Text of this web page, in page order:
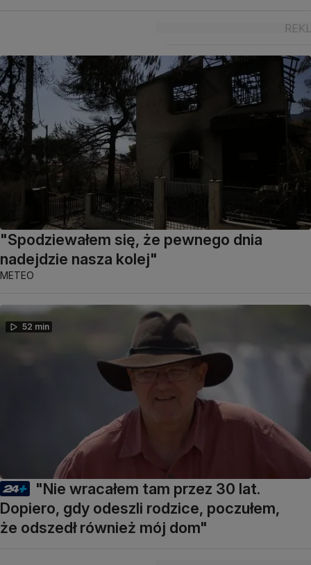
"Spodziewałem się, że pewnego dnia
nadejdzie nasza kolej"
METEO
52 min
"Nie wracałem tam przez 30 lat.
Dopiero, gdy odeszli rodzice, poczułem,
że odszedł również mój dom"